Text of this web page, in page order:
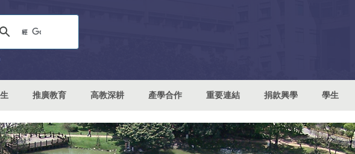
推廣教育 高教深耕 產學合作 重要連結 捐款興學 學生